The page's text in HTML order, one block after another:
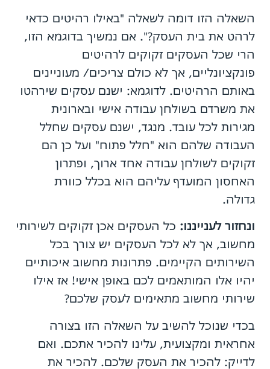
השאלה הזו דומה לשאלה "באילו רהיטים כדאי
לרהט את בית העסק?". אם נמשיך בדוגמא הזו,
הרי שכל העסקים זקוקים לרהיטים
פונקציונליים, אך לא כולם צריכים/ מעוניינים
באותם הרהיטים. לדוגמא: ישנם עסקים שירהטו
את משרדם בשולחן עבודה אישי ובארונית
מגירות לכל עובד. מנגד, ישנם עסקים שחלל
העבודה שלהם הוא "חלל פתוח" ועל כן הם
זקוקים לשולחן עבודה אחד ארוך, ופתרון
האחסון המועדף עליהם הוא בכלל כוורת
גדולה.
ונחזור לענייננו: כל העסקים אכן זקוקים לשירותי
מחשוב, אך לא לכל העסקים יש צורך בכל
השירותים הקיימים. פתרונות מחשוב איכותיים
יהיו אלו המותאמים לכם באופן אישי! אז אילו
שירותי מחשוב מתאימים לעסק שלכם?
בכדי שנוכל להשיב על השאלה הזו בצורה
אחראית ומקצועית, עלינו להכיר אתכם. ואם
לדייק: להכיר את העסק שלכם. להכיר את